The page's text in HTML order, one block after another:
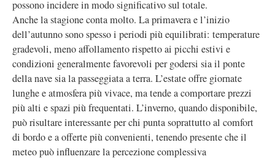
possono incidere in modo significativo sul totale.
Anche la stagione conta molto. La primavera e l’inizio
dell’autunno sono spesso i periodi più equilibrati: temperature
gradevoli, meno affollamento rispetto ai picchi estivi e
condizioni generalmente favorevoli per godersi sia il ponte
della nave sia la passeggiata a terra. L’estate offre giornate
lunghe e atmosfera più vivace, ma tende a comportare prezzi
più alti e spazi più frequentati. L’inverno, quando disponibile,
può risultare interessante per chi punta soprattutto al comfort
di bordo e a offerte più convenienti, tenendo presente che il
meteo può influenzare la percezione complessiva